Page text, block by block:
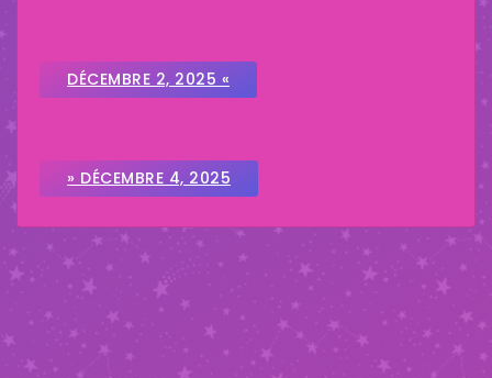
DÉCEMBRE 2, 2025 «
» DÉCEMBRE 4, 2025